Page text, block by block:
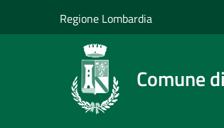
Regione Lombardia
Comune